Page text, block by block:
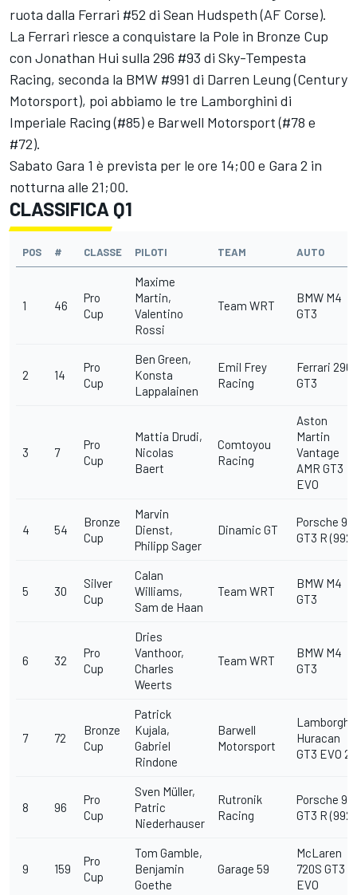
ruota dalla Ferrari #52 di Sean Hudspeth (AF Corse).
La Ferrari riesce a conquistare la Pole in Bronze Cup
con Jonathan Hui sulla 296 #93 di Sky-Tempesta
Racing, seconda la BMW #991 di Darren Leung (Century
Motorsport), poi abbiamo le tre Lamborghini di
Imperiale Racing (#85) e Barwell Motorsport (#78 e
#72).
Sabato Gara 1 è prevista per le ore 14;00 e Gara 2 in
notturna alle 21;00.
CLASSIFICA Q1
POS # CLASSE PILOTI TEAM AUTO
1 46
Pro
Cup
Maxime
Martin,
Valentino
Rossi
Team WRT
BMW M4
GT3
2 14
Pro
Cup
Ben Green,
Konsta
Lappalainen
Emil Frey
Racing
Ferrari 296
GT3
3 7
Pro
Cup
Mattia Drudi,
Nicolas
Baert
Comtoyou
Racing
Aston
Martin
Vantage
AMR GT3
EVO
4 54
Bronze
Cup
Marvin
Dienst,
Philipp Sager
Dinamic GT
Porsche 911
GT3 R (992)
5 30
Silver
Cup
Calan
Williams,
Sam de Haan
Team WRT
BMW M4
GT3
6 32
Pro
Cup
Dries
Vanthoor,
Charles
Weerts
Team WRT
BMW M4
GT3
7 72
Bronze
Cup
Patrick
Kujala,
Gabriel
Rindone
Barwell
Motorsport
Huracan
GT3 EVO 2
8 96
Pro
Cup
Sven Müller,
Patric
Niederhauser
Rutronik
Racing
Porsche 911
GT3 R (992)
9 159
Pro
Cup
Tom Gamble,
Benjamin
Goethe
Garage 59
McLaren
720S GT3
EVO